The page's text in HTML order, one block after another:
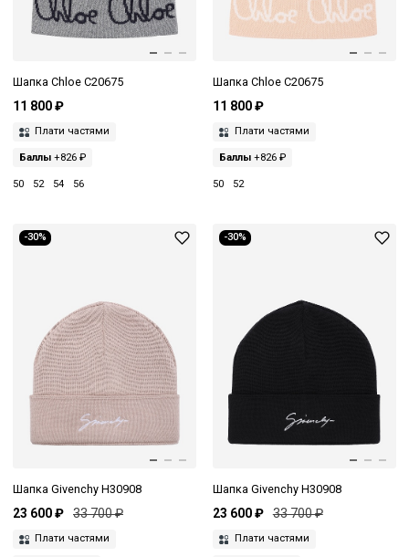
Шапка Chloe C20675
11 800 ₽
Плати частями
Баллы +826 ₽
50 52 54 56
Шапка Chloe C20675
11 800 ₽
Плати частями
Баллы+826 ₽
50 52
-30%
Шапка Givenchy H30908
23 600 ₽ 33 700 ₽
Плати частями
-30%
Шапка Givenchy H30908
23 600 ₽ 33 700 ₽
Плати частями